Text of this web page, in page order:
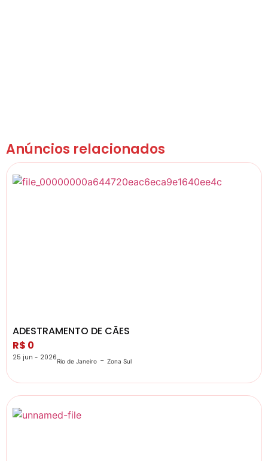
Anúncios relacionados
ADESTRAMENTO DE CÃES
R$ 0
25 jun - 2026Rio de Janeiro - Zona Sul